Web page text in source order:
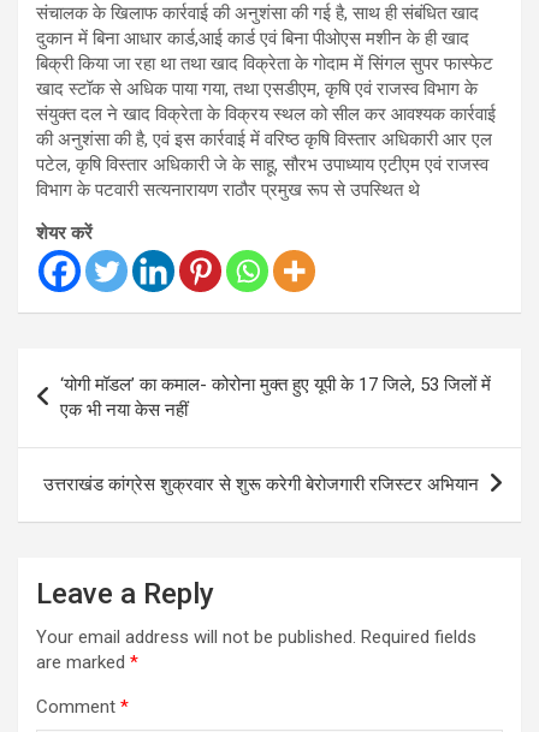
संचालक के खिलाफ कार्रवाई की अनुशंसा की गई है, साथ ही संबंधित खाद
दुकान में बिना आधार कार्ड,आई कार्ड एवं बिना पीओएस मशीन के ही खाद
बिक्री किया जा रहा था तथा खाद विक्रेता के गोदाम में सिंगल सुपर फास्फेट
खाद स्टॉक से अधिक पाया गया, तथा एसडीएम, कृषि एवं राजस्व विभाग के
संयुक्त दल ने खाद विक्रेता के विक्रय स्थल को सील कर आवश्यक कार्रवाई
की अनुशंसा की है, एवं इस कार्रवाई में वरिष्ठ कृषि विस्तार अधिकारी आर एल
पटेल, कृषि विस्तार अधिकारी जे के साहू, सौरभ उपाध्याय एटीएम एवं राजस्व
विभाग के पटवारी सत्यनारायण राठौर प्रमुख रूप से उपस्थित थे
शेयर करें
Post
navigation
‘योगी मॉडल’ का कमाल- कोरोना मुक्त हुए यूपी के 17 जिले, 53 जिलों में
एक भी नया केस नहीं
उत्तराखंड कांग्रेस शुक्रवार से शुरू करेगी बेरोजगारी रजिस्टर अभियान
Leave a Reply
Your email address will not be published. Required fields
are marked *
Comment *